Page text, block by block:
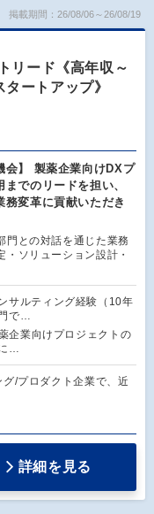
掲載期間：26/08/06～26/08/19
リード《高年収～
ートアップ》
会】 製薬企業向けDXプ
でのリードを担い、
変革に貢献いただき
門との対話を通じた業務
ソリューション設計・
サルティング経験（10年
で…
企業向けプロジェクトの
…
/プロダクト企業で、近
詳細を見る